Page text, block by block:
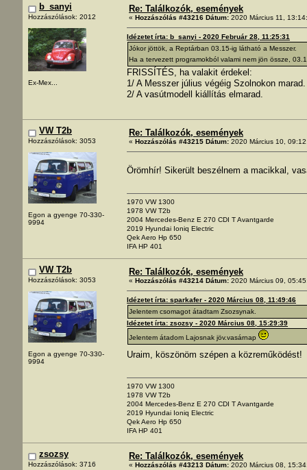
b_sanyi
Hozzászólások: 2012
Ex-Mex...
Re: Találkozók, események
« Hozzászólás #43216 Dátum: 2020 Március 11,
Idézetet írta: b_sanyi - 2020 Február 28, 11:25:31
Jókor jöttök, a Reptárban 03.15-ig látható a Messzer.
Ha a tervezett programokból valami nem jön össze,
FRISSÍTÉS, ha valakit érdekel:
1/ A Messzer július végéig Szolnokon marad.
2/ A vasútmodell kiállítás elmarad.
VW T2b
Hozzászólások: 3053
Egon a gyenge 70-330-
9994
Re: Találkozók, események
« Hozzászólás #43215 Dátum: 2020 Március 10,
Örömhír! Sikerült beszélnem a macikkal,
1970 VW 1300
1978 VW T2b
2004 Mercedes-Benz E 270 CDI T Avantgarde
2019 Hyundai Ioniq Electric
Qek Aero Hp 650
IFA HP 401
VW T2b
Hozzászólások: 3053
Egon a gyenge 70-330-
9994
Re: Találkozók, események
« Hozzászólás #43214 Dátum: 2020 Március 09,
Idézetet írta: sparkafer - 2020 Március 08, 11:49:46
Jelentem csomagot átadtam Zsozsynak.
Idézetet írta: zsozsy - 2020 Március 08, 15:29:39
Jelentem átadom Lajosnak jöv.vasárnap
Uraim, köszönöm szépen a közreműködést!
1970 VW 1300
1978 VW T2b
2004 Mercedes-Benz E 270 CDI T Avantgarde
2019 Hyundai Ioniq Electric
Qek Aero Hp 650
IFA HP 401
zsozsy
Hozzászólások: 3716
Re: Találkozók, események
« Hozzászólás #43213 Dátum: 2020 Március 08,